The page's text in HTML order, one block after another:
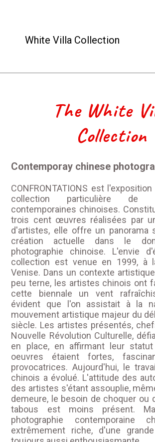
White Villa Collection
The White
Collection
Contemporay chinese
CONFRONTATIONS est
collection particulière de
contemporaines chinoises.
trois cent œuvres réalisées par
d'artistes, elle offre un panorama
création actuelle dans le
photographie chinoise. L'envie
collection est venue en 1999, à
Venise. Dans un contexte
peu terne, les artistes chinois ont
cette biennale un vent
évident que l'on assistait à la
mouvement artistique majeur du
siècle. Les artistes présentés,
Nouvelle Révolution Culturelle,
en place, en affirmant leur
oeuvres étaient fortes,
provocatrices. Aujourd'hui, le
chinois a évolué. L'attitude des
des artistes s'étant assouplie,
demeure, le besoin de choquer ou
tabous est moins présent.
photographie contemporaine
extrêmement riche, d'une